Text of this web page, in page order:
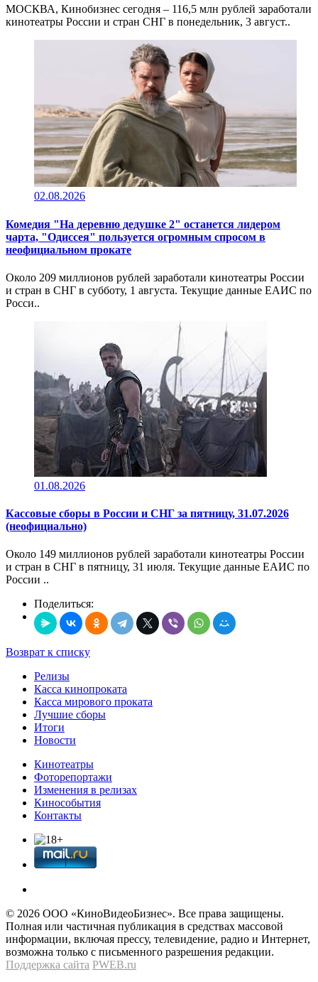
МОСКВА, Кинобизнес сегодня – 116,5 млн рублей заработали
кинотеатры России и стран СНГ в понедельник, 3 август..
02.08.2026
Комедия "На деревню дедушке 2" останется лидером
чарта, "Одиссея" пользуется огромным спросом в
неофициальном прокате
Около 209 миллионов рублей заработали кинотеатры России
и стран в СНГ в субботу, 1 августа. Текущие данные ЕАИС по
Росси..
01.08.2026
Кассовые сборы в России и СНГ за пятницу, 31.07.2026
(неофициально)
Около 149 миллионов рублей заработали кинотеатры России
и стран в СНГ в пятницу, 31 июля. Текущие данные ЕАИС по
России ..
Поделиться:
Возврат к списку
Релизы
Касса кинопроката
Касса мирового проката
Лучшие сборы
Итоги
Новости
Кинотеатры
Фоторепортажи
Изменения в релизах
Кинособытия
Контакты
© 2026 OOО «КиноВидеоБизнес». Все права защищены.
Полная или частичная публикация в средствах массовой
информации, включая прессу, телевидение, радио и Интернет,
возможна только с письменного разрешения редакции.
Поддержка сайта PWEB.ru